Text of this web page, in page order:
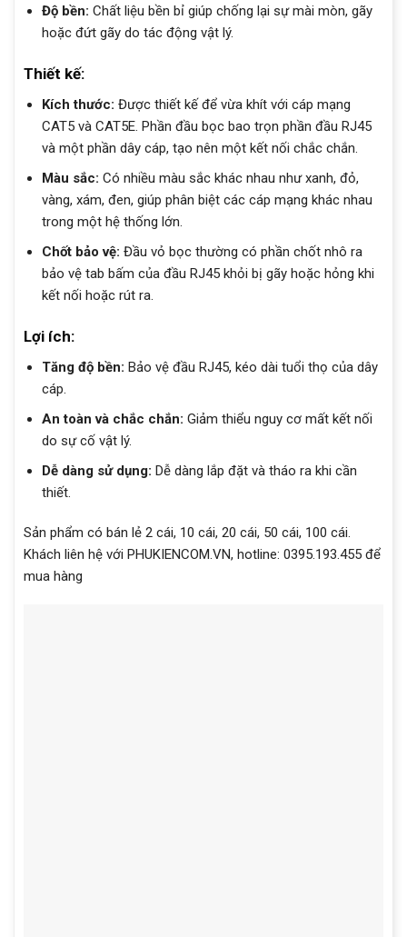
Độ bền: Chất liệu bền bỉ giúp chống lại sự mài mòn, gãy
hoặc đứt gãy do tác động vật lý.
Thiết kế:
Kích thước: Được thiết kế để vừa khít với cáp mạng
CAT5 và CAT5E. Phần đầu bọc bao trọn phần đầu RJ45
và một phần dây cáp, tạo nên một kết nối chắc chắn.
Màu sắc: Có nhiều màu sắc khác nhau như xanh, đỏ,
vàng, xám, đen, giúp phân biệt các cáp mạng khác nhau
trong một hệ thống lớn.
Chốt bảo vệ: Đầu vỏ bọc thường có phần chốt nhô ra
bảo vệ tab bấm của đầu RJ45 khỏi bị gãy hoặc hỏng khi
kết nối hoặc rút ra.
Lợi ích:
Tăng độ bền: Bảo vệ đầu RJ45, kéo dài tuổi thọ của dây
cáp.
An toàn và chắc chắn: Giảm thiểu nguy cơ mất kết nối
do sự cố vật lý.
Dễ dàng sử dụng: Dễ dàng lắp đặt và tháo ra khi cần
thiết.
Sản phẩm có bán lẻ 2 cái, 10 cái, 20 cái, 50 cái, 100 cái.
Khách liên hệ với PHUKIENCOM.VN, hotline: 0395.193.455 để
mua hàng